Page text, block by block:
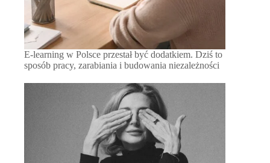
E-learning w Polsce przestał być dodatkiem. Dziś to
sposób pracy, zarabiania i budowania niezależności